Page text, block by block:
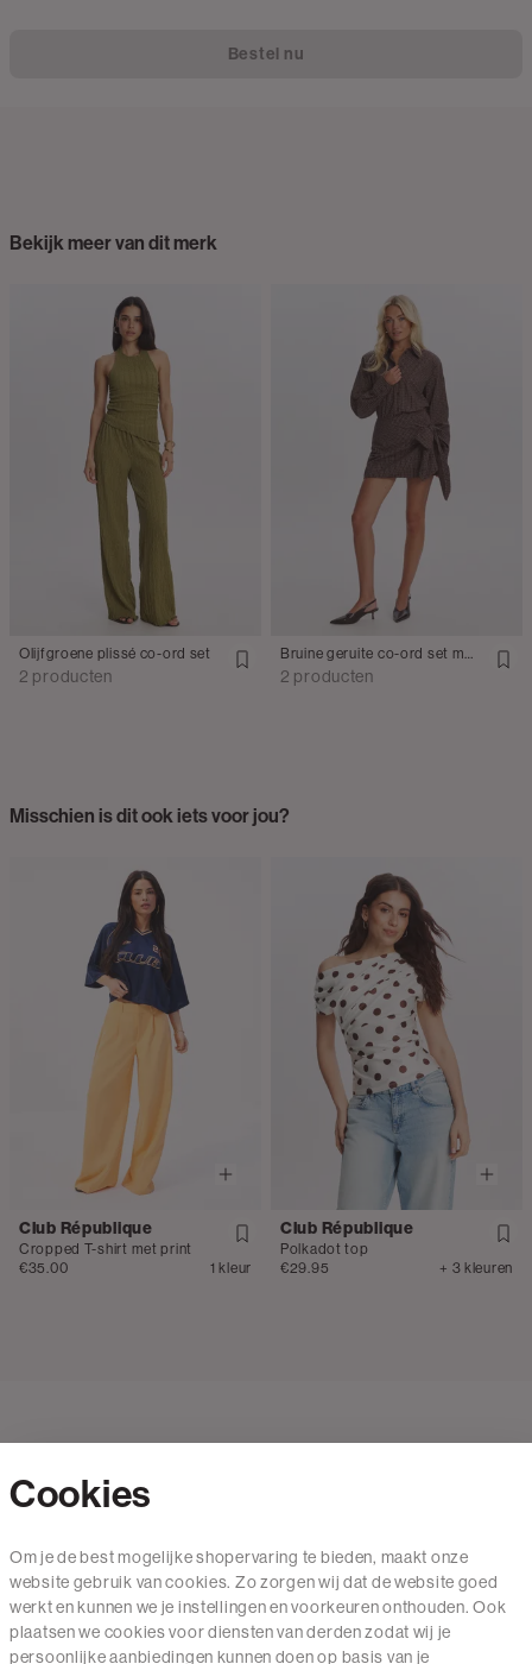
Bestel nu
Bekijk meer van dit merk
Olijfgroene plissé co-ord set
2 producten
Bruine geruite co-ord set met strikdetail
2 producten
Misschien is dit ook iets voor jou?
Club République
Cropped T-shirt met print
€35.00
1 kleur
Club République
Polkadot top
€29.95
+ 3 kleuren
Mail ons
020 - 3412 650
Cookies
Om je de best mogelijke shopervaring te bieden, maakt onze
website gebruik van cookies. Zo zorgen wij dat de website goed
werkt en kunnen we je instellingen en voorkeuren onthouden. Ook
plaatsen we cookies voor diensten van derden zodat wij je
persoonlijke aanbiedingen kunnen doen op basis van je